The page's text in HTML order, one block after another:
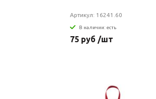
Артикул: 16241.60
В наличии: есть
75 руб /шт